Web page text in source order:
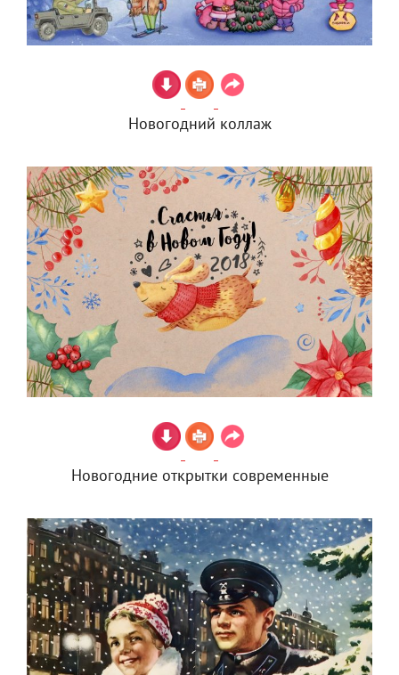
Новогодний коллаж
Новогодние открытки современные